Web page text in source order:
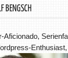
BENGSCH
Aficionado,
Enthusiast,